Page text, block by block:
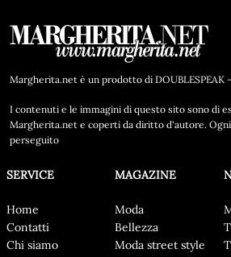
Margherita.net è un prodotto di DOUBLESPEAK
I contenuti e le immagini di questo sito sono di
Margherita.net e coperti da diritto d'autore.
perseguito
SERVICE
Home
Contatti
Chi siamo
MAGAZINE
Moda
Bellezza
Moda street style